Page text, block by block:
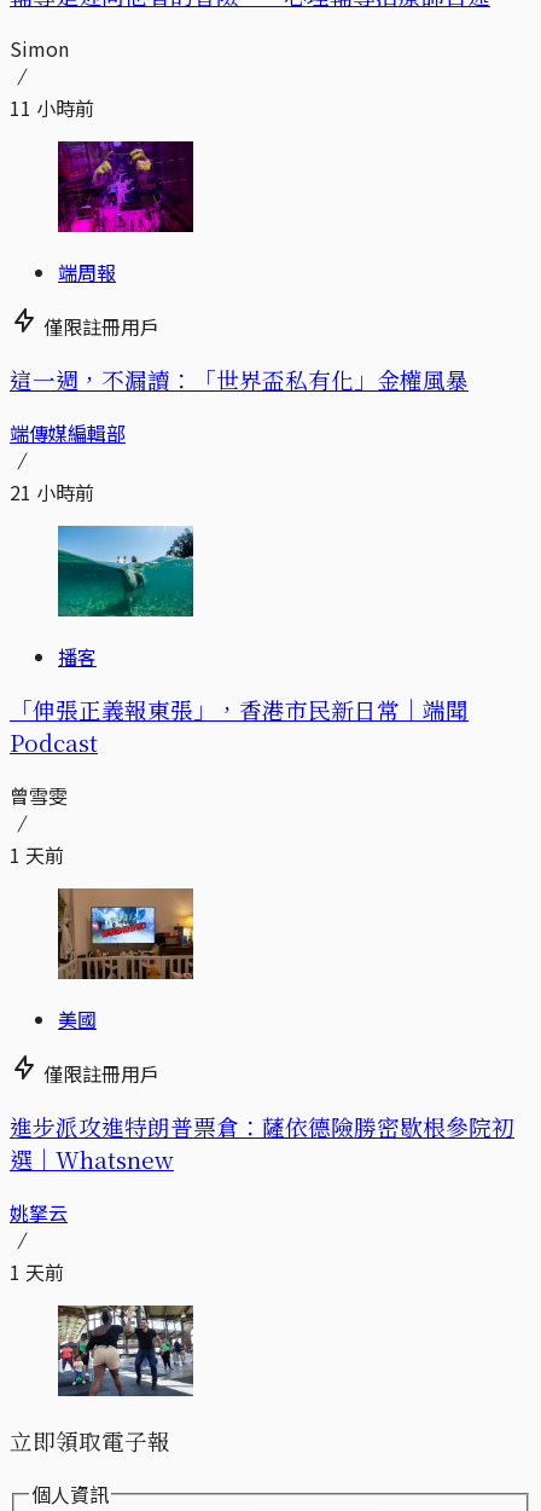
Simon
11 小時前
端周報
僅限註冊用戶
這一週，不漏讀：「世界盃私有化」金權風暴
端傳媒編輯部
21 小時前
播客
「伸張正義報東張」，香港市民新日常｜端聞
Podcast
曾雪雯
1 天前
美國
僅限註冊用戶
進步派攻進特朗普票倉：薩依德險勝密歇根參院初
選｜Whatsnew
姚拏云
1 天前
立即領取電子報
個人資訊